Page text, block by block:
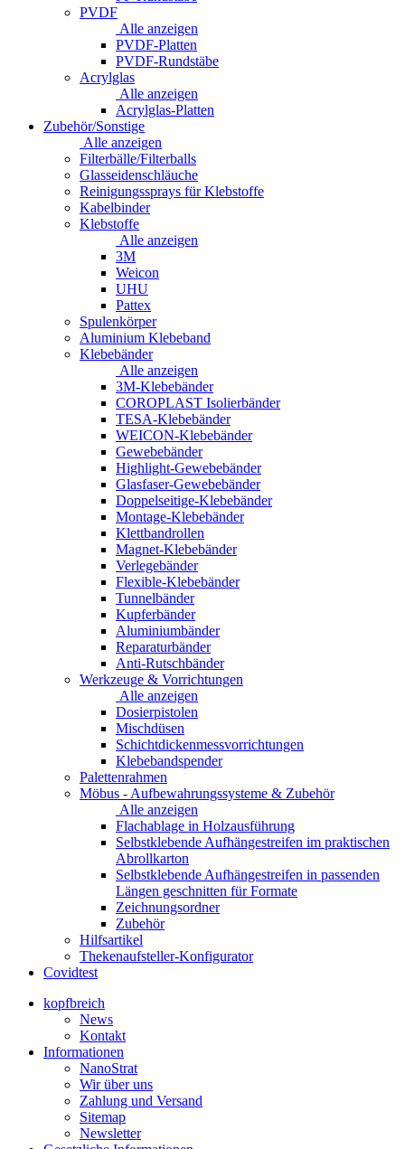
PVDF
Alle anzeigen
PVDF-Platten
PVDF-Rundstäbe
Acrylglas
Alle anzeigen
Acrylglas-Platten
Zubehör/Sonstige
Alle anzeigen
Filterbälle/Filterballs
Glasseidenschläuche
Reinigungssprays für Klebstoffe
Kabelbinder
Klebstoffe
Alle anzeigen
3M
Weicon
UHU
Pattex
Spulenkörper
Aluminium Klebeband
Klebebänder
Alle anzeigen
3M-Klebebänder
COROPLAST Isolierbänder
TESA-Klebebänder
WEICON-Klebebänder
Gewebebänder
Highlight-Gewebebänder
Glasfaser-Gewebebänder
Doppelseitige-Klebebänder
Montage-Klebebänder
Klettbandrollen
Magnet-Klebebänder
Verlegebänder
Flexible-Klebebänder
Tunnelbänder
Kupferbänder
Aluminiumbänder
Reparaturbänder
Anti-Rutschbänder
Werkzeuge & Vorrichtungen
Alle anzeigen
Dosierpistolen
Mischdüsen
Schichtdickenmessvorrichtungen
Klebebandspender
Palettenrahmen
Möbus - Aufbewahrungssysteme & Zubehör
Alle anzeigen
Flachablage in Holzausführung
Selbstklebende Aufhängestreifen im praktischen
Abrollkarton
Selbstklebende Aufhängestreifen in passenden
Längen geschnitten für Formate
Zeichnungsordner
Zubehör
Hilfsartikel
Thekenaufsteller-Konfigurator
Covidtest
kopfbreich
News
Kontakt
Informationen
NanoStrat
Wir über uns
Zahlung und Versand
Sitemap
Newsletter